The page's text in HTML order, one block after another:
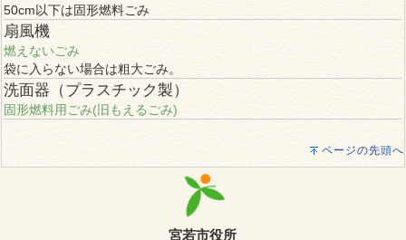
50cm以下は固形燃料ごみ
扇風機
燃えないごみ
袋に入らない場合は粗大ごみ。
洗面器（プラスチック製）
固形燃料用ごみ(旧もえるごみ)
ページの先頭へ
宮若市役所